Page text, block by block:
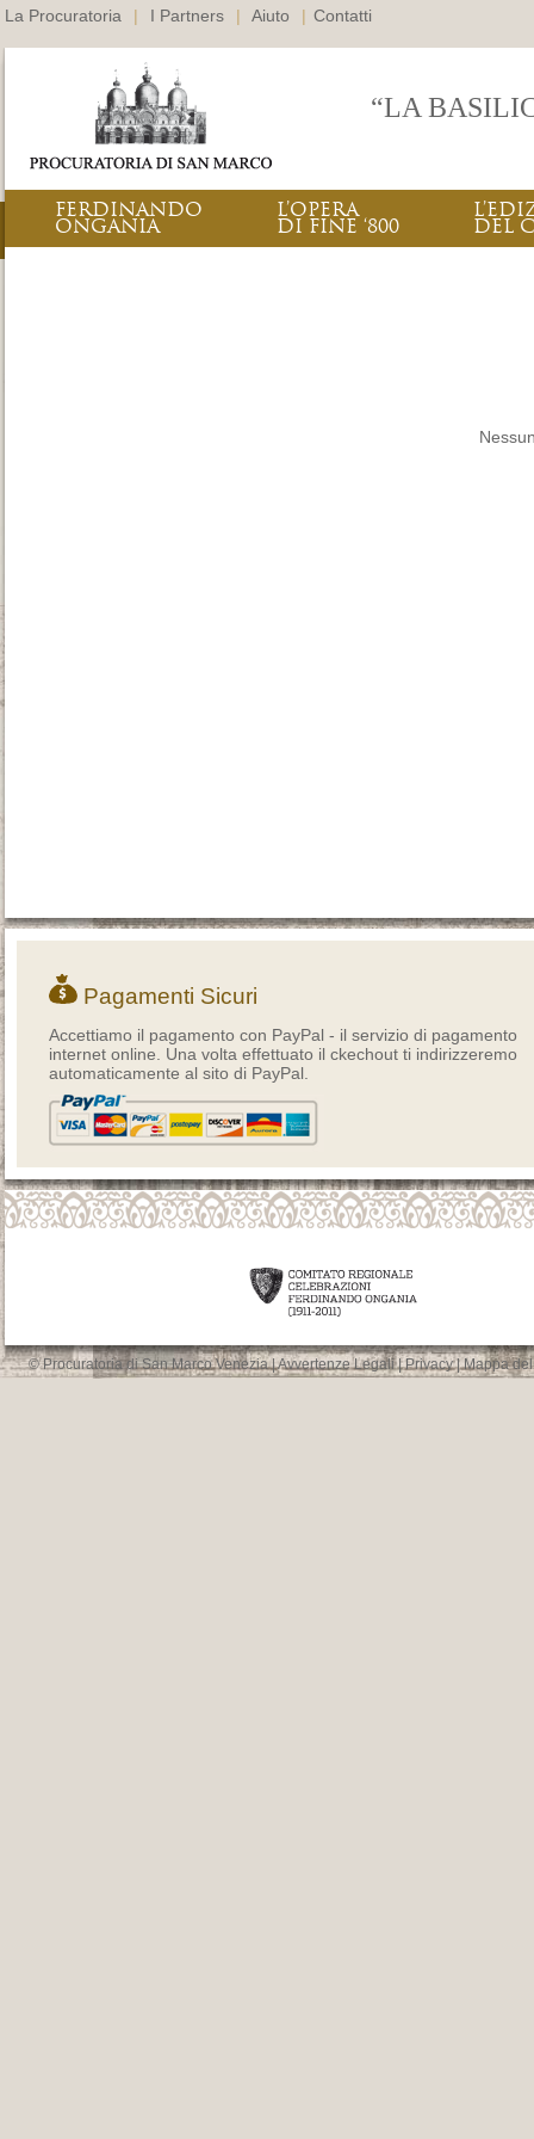
La Procuratoria | I Partners | Aiuto | Contatti
“LA
FERDINANDO
ONGANIA
L’OPERA
DI FINE ‘800 DEL
Pagamenti Sicuri
Accettiamo il pagamento con PayPal - il servizio di pagamento
internet online. Una volta effettuato il ckechout ti indirizzeremo
automaticamente al sito di PayPal.
© Procuratoria di San Marco Venezia |Avvertenze Legali|Privacy|Mappa